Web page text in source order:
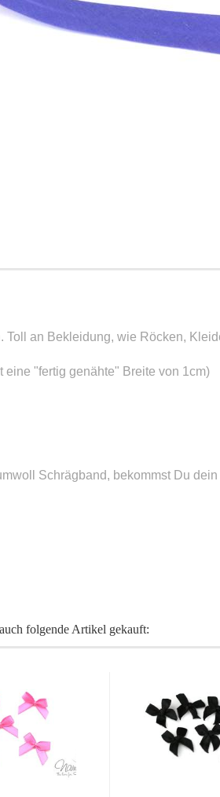
an Bekleidung, wie Röcken,
eine "fertig genähte" Breite von 1cm)
Schrägband, bekommst Du
folgende Artikel gekauft: